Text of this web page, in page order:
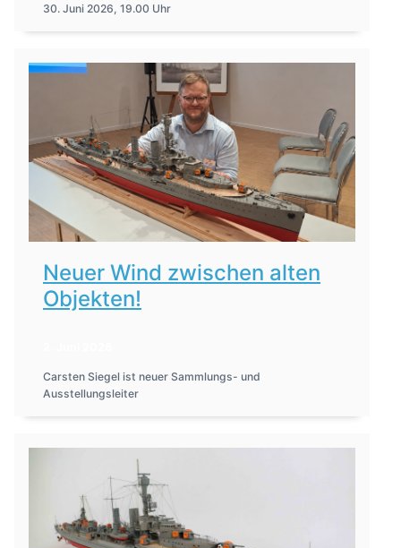
30. Juni 2026, 19.00 Uhr
Neuer Wind zwischen alten
Objekten!
Carsten Siegel ist neuer Sammlungs- und
Ausstellungsleiter